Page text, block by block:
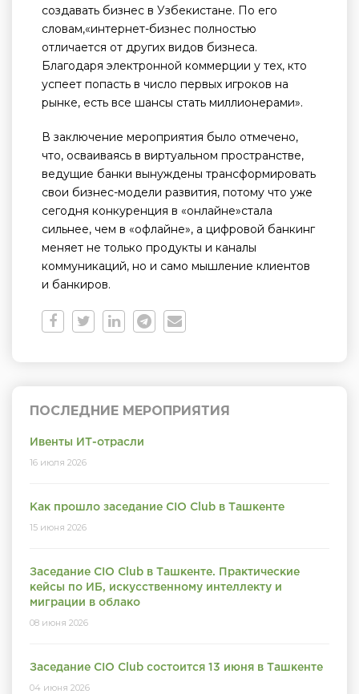
создавать бизнес в Узбекистане. По его
словам,«интернет-бизнес полностью
отличается от других видов бизнеса.
Благодаря электронной коммерции у тех, кто
успеет попасть в число первых игроков на
рынке, есть все шансы стать миллионерами».
В заключение мероприятия было отмечено,
что, осваиваясь в виртуальном пространстве,
ведущие банки вынуждены трансформировать
свои бизнес-модели развития, потому что уже
сегодня конкуренция в «онлайне»стала
сильнее, чем в «офлайне», а цифровой банкинг
меняет не только продукты и каналы
коммуникаций, но и само мышление клиентов
и банкиров.
ПОСЛЕДНИЕ МЕРОПРИЯТИЯ
Ивенты ИТ-отрасли
16 июля 2026
Как прошло заседание CIO Club в Ташкенте
15 июня 2026
Заседание CIO Club в Ташкенте. Практические
кейсы по ИБ, искусственному интеллекту и
миграции в облако
08 июня 2026
Заседание CIO Club состоится 13 июня в Ташкенте
04 июня 2026